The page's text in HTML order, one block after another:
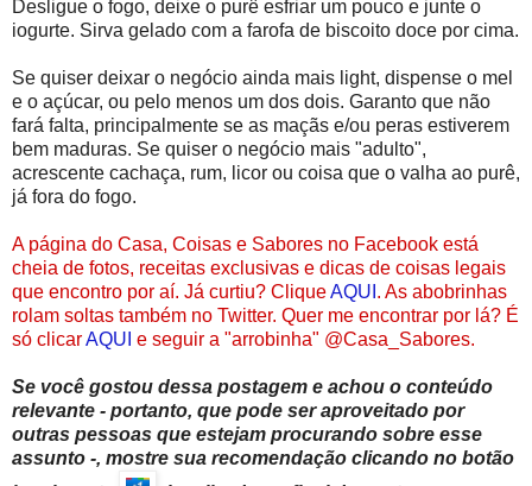
Desligue o fogo, deixe o purê esfriar um pouco e junte o
iogurte. Sirva gelado com a farofa de biscoito doce por cima.
Se quiser deixar o negócio ainda mais light, dispense o mel
e o açúcar, ou pelo menos um dos dois. Garanto que não
fará falta, principalmente se as maçãs e/ou peras estiverem
bem maduras. Se quiser o negócio mais "adulto",
acrescente cachaça, rum, licor ou coisa que o valha ao purê,
já fora do fogo.
A página do Casa, Coisas e Sabores no Facebook está
cheia de fotos, receitas exclusivas e dicas de coisas legais
que encontro por aí. Já curtiu? CliqueAQUI . As abobrinhas
rolam soltas também no Twitter. Quer me encontrar por lá? É
só clicarAQUI e seguir a "arrobinha" @Casa_Sabores.
Se você gostou dessa postagem e achou o conteúdo
relevante - portanto, que pode ser aproveitado por
outras pessoas que estejam procurando sobre esse
assunto -, mostre sua recomendação clicando no botão